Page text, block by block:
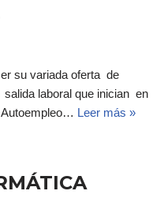
su variada oferta de
laboral que inician en
Leer más »